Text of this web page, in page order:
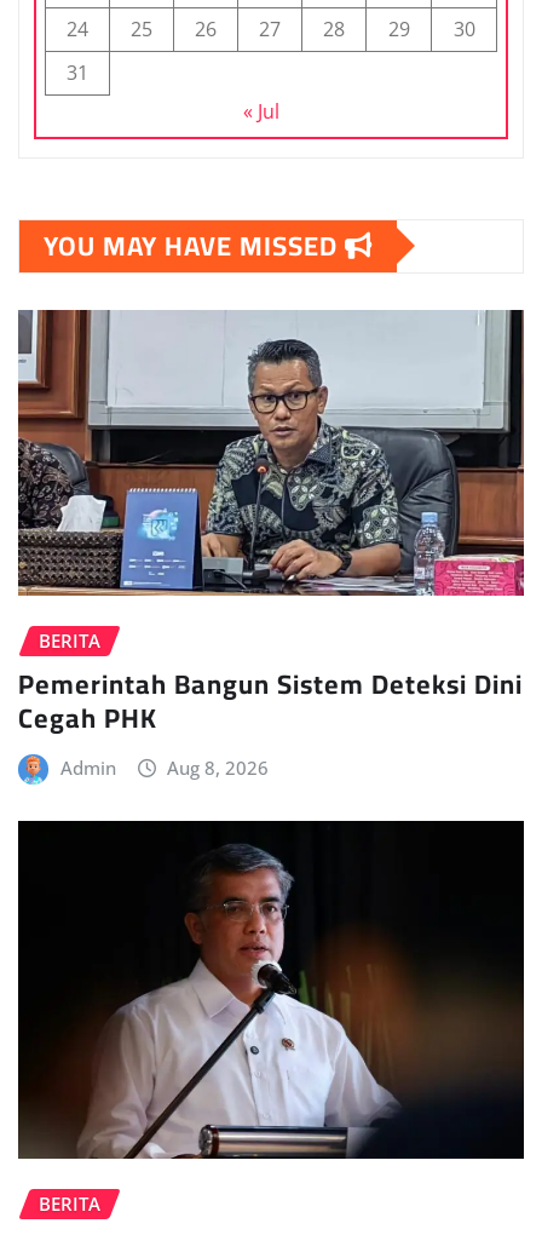
24
25 26 27 28 29
30
31
« Jul
YOU MAY HAVE MISSED
BERITA
Pemerintah Bangun Sistem Deteksi Dini
Cegah PHK
Admin Aug 8, 2026
BERITA